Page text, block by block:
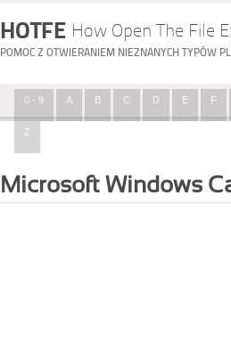
HOTFE How Open The File
POMOC Z OTWIERANIEM NIEZNANYCH TYPÓW
0 - 9 A B C D E F
Z
Microsoft Windows